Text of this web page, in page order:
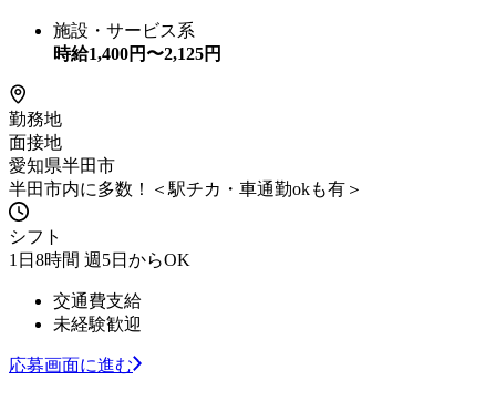
施設・サービス系
時給1,400円〜2,125円
勤務地
面接地
愛知県半田市
半田市内に多数！＜駅チカ・車通勤okも有＞
シフト
1日8時間 週5日からOK
交通費支給
未経験歓迎
応募画面に進む